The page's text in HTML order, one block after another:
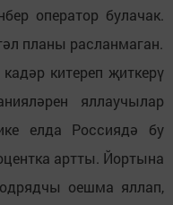
оператор булачак.
планы расланмаган.
китереп җиткерү
яллаучылар
елда Россиядә бу
артты. Йортына
оешма яллап,